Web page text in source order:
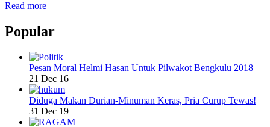
Read more
Popular
Pesan Moral Helmi Hasan Untuk Pilwakot Bengkulu 2018
21 Dec 16
Diduga Makan Durian-Minuman Keras, Pria Curup Tewas!
31 Dec 19